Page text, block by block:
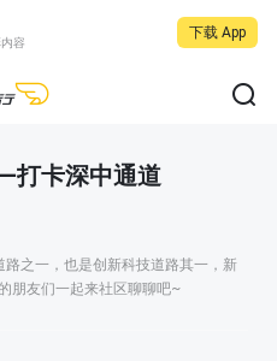
容
下载 App
打卡深中通道
之一，也是创新科技道路其一，新
朋友们一起来社区聊聊吧~